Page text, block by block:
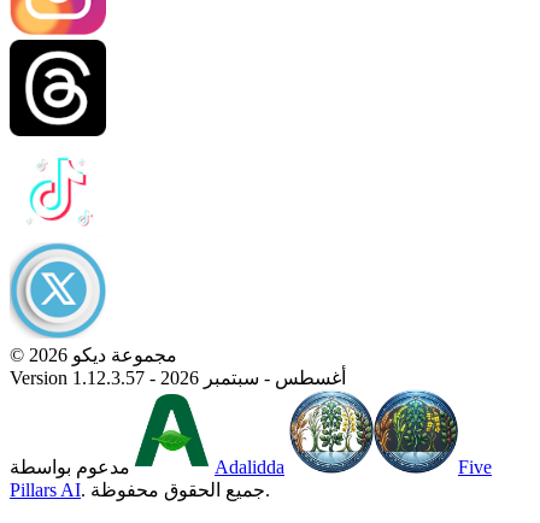
© 2026 مجموعة ديكو
Version 1.12.3.57 - أغسطس - سبتمبر 2026
مدعوم بواسطة Adalidda
Five
Pillars AI
. جميع الحقوق محفوظة.